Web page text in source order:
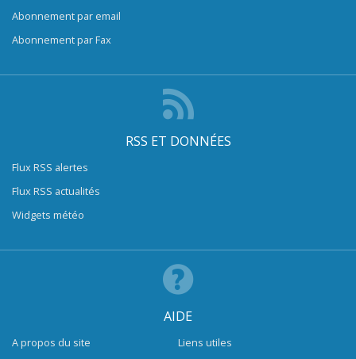
Abonnement par email
Abonnement par Fax
RSS ET DONNÉES
Flux RSS alertes
Flux RSS actualités
Widgets météo
AIDE
A propos du site
Liens utiles